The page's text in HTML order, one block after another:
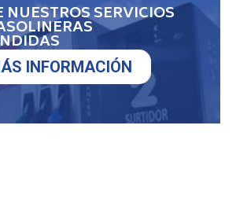
NUESTROS SERVICIOS
INFORMACIÓN